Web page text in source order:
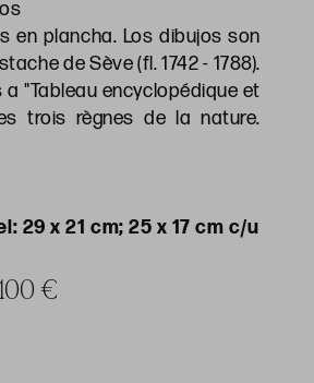
en plancha. Los dibujos son
de Sève (fl. 1742 - 1788).
a "Tableau encyclopédique et
trois règnes de la nature.
29 x 21 cm; 25 x 17 cm c/u
€